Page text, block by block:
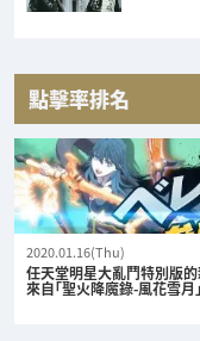
點擊率排名
2020.01.16(Thu)
任天堂明星大亂鬥特別版的
來自「聖火降魔錄-風花雪月